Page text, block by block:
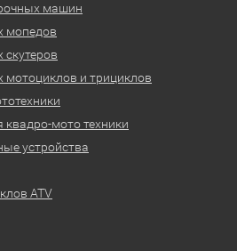
машин
мопедов
скутеров
мотоциклов и трициклов
мото техники
устройства
ATV